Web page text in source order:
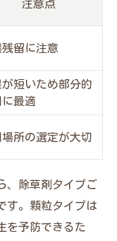
注意点
残留に注意
短いため部分的
最適
場所の選定が大切
、除草剤タイプご
す。顆粒タイプは
を予防できるた